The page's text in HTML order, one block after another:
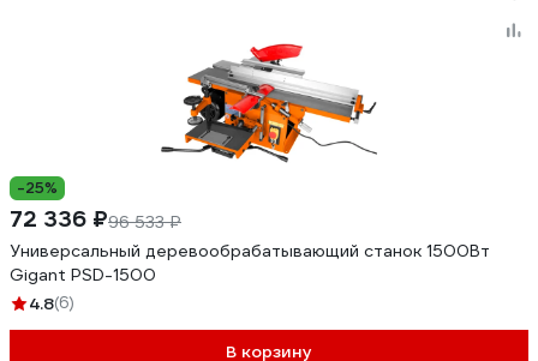
-25%
72 336 ₽96 533 ₽
Универсальный деревообрабатывающий станок 1500Вт
Gigant PSD-1500
4.8(6)
В корзину